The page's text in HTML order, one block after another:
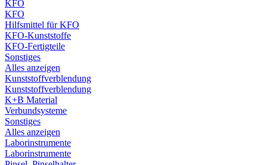
KFO
KFO
Hilfsmittel für KFO
KFO-Kunststoffe
KFO-Fertigteile
Sonstiges
Alles anzeigen
Kunststoffverblendung
Kunststoffverblendung
K+B Material
Verbundsysteme
Sonstiges
Alles anzeigen
Laborinstrumente
Laborinstrumente